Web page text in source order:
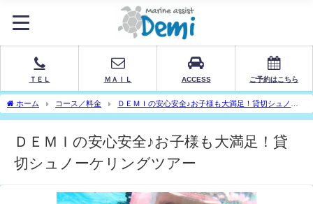
ＴＥＬ ＭＡＩＬ ACCESS ご予約はこちら
ホーム コース／料金
ＤＥＭＩの安心安全♪お子様も大満足！貸切シュノー
ケリングツアー
ＤＥＭＩの安心安全♪お子様も大満足！貸
切シュノーケリングツアー